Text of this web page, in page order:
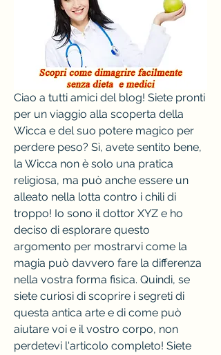
Ciao a tutti amici del blog! Siete pronti
per un viaggio alla scoperta della
Wicca e del suo potere magico per
perdere peso? Sì, avete sentito bene,
la Wicca non è solo una pratica
religiosa, ma può anche essere un
alleato nella lotta contro i chili di
troppo! Io sono il dottor XYZ e ho
deciso di esplorare questo
argomento per mostrarvi come la
magia può davvero fare la differenza
nella vostra forma fisica. Quindi, se
siete curiosi di scoprire i segreti di
questa antica arte e di come può
aiutare voi e il vostro corpo, non
perdetevi l'articolo completo! Siete